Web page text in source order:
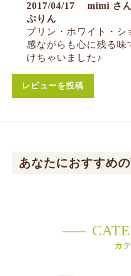
2017/04/17 mimi さ
ぷりん
プリン・ホワイト・シ
感ながらも心に残る味
けちゃいました♪
レビューを投稿
あなたにおすすめ
カ